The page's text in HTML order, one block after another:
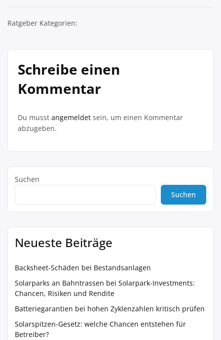
Ratgeber Kategorien:
Schreibe einen
Kommentar
Du musst angemeldet sein, um einen Kommentar
abzugeben.
Suchen
Suchen
Neueste Beiträge
Backsheet-Schäden bei Bestandsanlagen
Solarparks an Bahntrassen bei Solarpark-Investments:
Chancen, Risiken und Rendite
Batteriegarantien bei hohen Zyklenzahlen kritisch prüfen
Solarspitzen-Gesetz: welche Chancen entstehen für
Betreiber?